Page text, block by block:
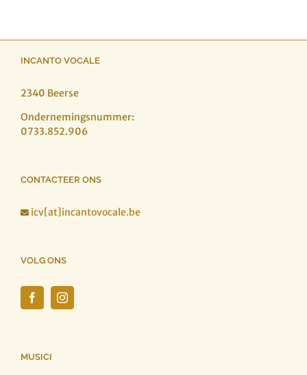
INCANTO VOCALE
2340 Beerse
Ondernemingsnummer:
0733.852.906
CONTACTEER ONS
 icv[at]incantovocale.be
VOLG ONS
MUSICI